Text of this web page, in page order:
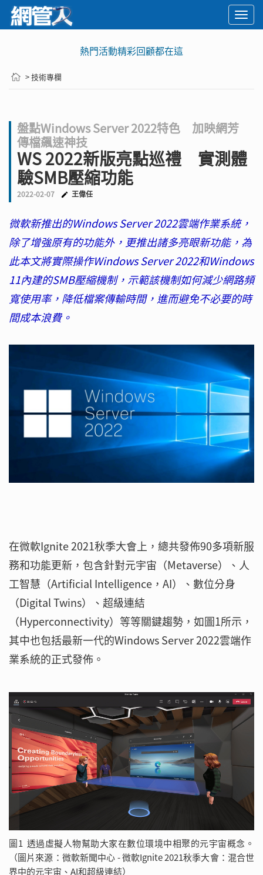
熱門活動精彩回顧都在這
> 技術專欄
盤點Windows Server 2022特色 加映網芳
傳檔飆速神技
WS 2022新版亮點巡禮 實測體
驗SMB壓縮功能
2022-02-07 王偉任
微軟新推出的Windows Server 2022雲端作業系統，
除了增強原有的功能外，更推出諸多亮眼新功能，為
此本文將實際操作Windows Server 2022和Windows
11內建的SMB壓縮機制，示範該機制如何減少網路頻
寬使用率，降低檔案傳輸時間，進而避免不必要的時
間成本浪費。
在微軟Ignite 2021秋季大會上，總共發佈90多項新服
務和功能更新，包含針對元宇宙（Metaverse）、人
工智慧（Artificial Intelligence，AI）、數位分身
（Digital Twins）、超級連結
（Hyperconnectivity）等等關鍵趨勢，如圖1所示，
其中也包括最新一代的Windows Server 2022雲端作
業系統的正式發佈。
圖1 透過虛擬人物幫助大家在數位環境中相聚的元宇宙概念。
（圖片來源：微軟新聞中心 - 微軟Ignite 2021秋季大會：混合世
界中的元宇宙、AI和超級連結）